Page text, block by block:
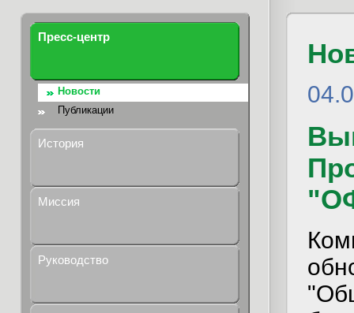
Пресс-центр
Новости
Публикации
История
Миссия
Руководство